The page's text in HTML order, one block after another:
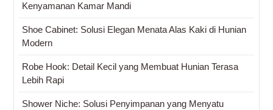
Kenyamanan Kamar Mandi
Shoe Cabinet: Solusi Elegan Menata Alas Kaki di Hunian
Modern
Robe Hook: Detail Kecil yang Membuat Hunian Terasa
Lebih Rapi
Shower Niche: Solusi Penyimpanan yang Menyatu